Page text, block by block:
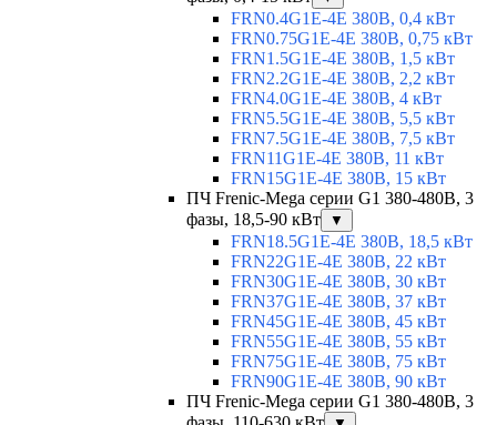
FRN0.4G1E-4E 380В, 0,4 кВт
FRN0.75G1E-4E 380В, 0,75 кВт
FRN1.5G1E-4E 380В, 1,5 кВт
FRN2.2G1E-4E 380В, 2,2 кВт
FRN4.0G1E-4E 380В, 4 кВт
FRN5.5G1E-4E 380В, 5,5 кВт
FRN7.5G1E-4E 380В, 7,5 кВт
FRN11G1E-4E 380В, 11 кВт
FRN15G1E-4E 380В, 15 кВт
ПЧ Frenic-Mega серии G1 380-480В, 3
фазы, 18,5-90 кВт
▼
FRN18.5G1E-4E 380В, 18,5 кВт
FRN22G1E-4E 380В, 22 кВт
FRN30G1E-4E 380В, 30 кВт
FRN37G1E-4E 380В, 37 кВт
FRN45G1E-4E 380В, 45 кВт
FRN55G1E-4E 380В, 55 кВт
FRN75G1E-4E 380В, 75 кВт
FRN90G1E-4E 380В, 90 кВт
ПЧ Frenic-Mega серии G1 380-480В, 3